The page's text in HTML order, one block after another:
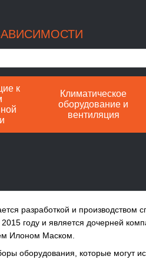
к
Климатическое
оборудование и
вентиляция
разработкой и производством
году и является дочерней
Илоном Маском.
оборудования, которые могут